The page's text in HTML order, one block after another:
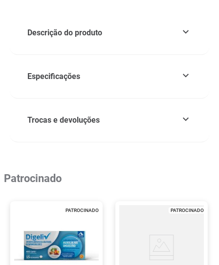
Descrição do produto
Especificações
Trocas e devoluções
Patrocinado
PATROCINADO PATROCINADO